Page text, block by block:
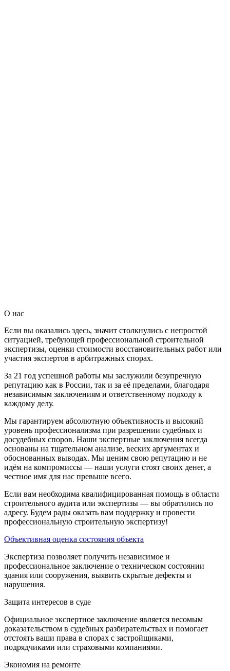
О нас
Если вы оказались здесь, значит столкнулись с непростой
ситуацией, требующей профессиональной строительной
экспертизы, оценки стоимости восстановительных работ или
участия экспертов в арбитражных спорах.
За 21 год успешной работы мы заслужили безупречную
репутацию как в России, так и за её пределами, благодаря
независимым заключениям и ответственному подходу к
каждому делу.
Мы гарантируем абсолютную объективность и высокий
уровень профессионализма при разрешении судебных и
досудебных споров. Наши экспертные заключения всегда
основаны на тщательном анализе, веских аргументах и
обоснованных выводах. Мы ценим свою репутацию и не
идём на компромиссы — наши услуги стоят своих денег, а
честное имя для нас превыше всего.
Если вам необходима квалифицированная помощь в области
строительного аудита или экспертизы — вы обратились по
адресу. Будем рады оказать вам поддержку и провести
профессиональную строительную экспертизу!
Объективная оценка состояния объекта
Экспертиза позволяет получить независимое и
профессиональное заключение о техническом состоянии
здания или сооружения, выявить скрытые дефекты и
нарушения.
Защита интересов в суде
Официальное экспертное заключение является весомым
доказательством в судебных разбирательствах и помогает
отстоять ваши права в спорах с застройщиками,
подрядчиками или страховыми компаниями.
Экономия на ремонте